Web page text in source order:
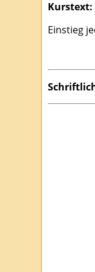
Kurstext:
Einstieg